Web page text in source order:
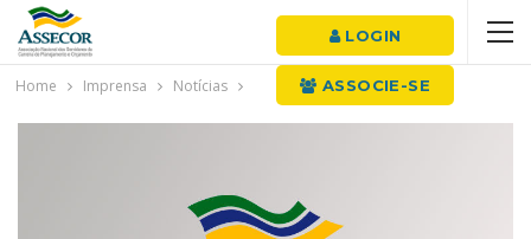
LOGIN
ASSOCIE-SE
Home Imprensa Notícias